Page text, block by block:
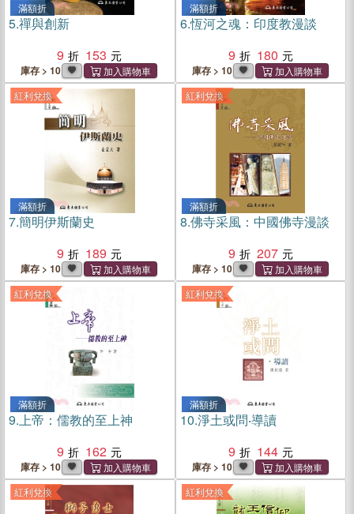
滿額折
5.禪與創新
9
153
庫存 > 10
滿額折
6.恆河之魂：印度教漫談
9
180
庫存 > 10
紅利兌換
滿額折
7.簡明伊斯蘭史
9
189
庫存 > 10
紅利兌換
滿額折
8.佛寺采風：中國佛寺漫談
9
207
庫存 > 10
紅利兌換
滿額折
9.上帝：儒教的至上神
9
162
庫存 > 10
紅利兌換
滿額折
10.淨土或問‧導讀
9
144
庫存 > 10
紅利兌換 紅利兌換